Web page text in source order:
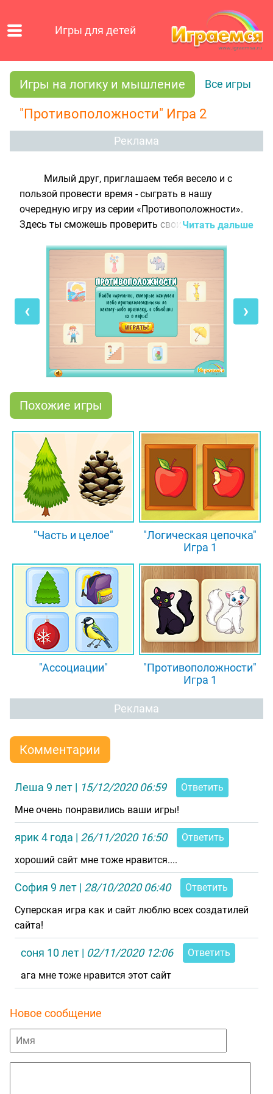
Игры для детей
Игры на логику и мышление Все игры
"Противоположности" Игра 2
Реклама
Милый друг, приглашаем тебя весело и с
пользой провести время - сыграть в нашу
очередную игру из серии «Противоположности».
Здесь ты сможешь проверить свои знания об
изображениями животных, людей, разных
предметов и явлений. Тебе нужно найти картинки
противоположные друг другу по какому-либо
признаку и объединить их в пары. Просто
поочередно щёлкай по ним мышкой или
пальчиком, если играешь на телефоне. В итоге у
тебя должно получиться 12 пар.
Итак, испытай себя в нашей логической игре!
большого слона, сладкого пирожного, сидящей в
банке божьей коровки и других предметов.
способен!
Читать дальше
‹ ›
Похожие игры
"Часть и целое"
"Логическая цепочка"
Игра 1
"Ассоциации"
"Противоположности"
Игра 1
Реклама
Комментарии
Леша 9 лет | 15/12/2020 06:59
Ответить
Мне очень понравились ваши игры!
ярик 4 года | 26/11/2020 16:50
Ответить
хороший сайт мне тоже нравится....
София 9 лет | 28/10/2020 06:40
Ответить
Суперская игра как и сайт люблю всех создатилей
сайта!
соня 10 лет | 02/11/2020 12:06
Ответить
ага мне тоже нравится этот сайт
Новое сообщение